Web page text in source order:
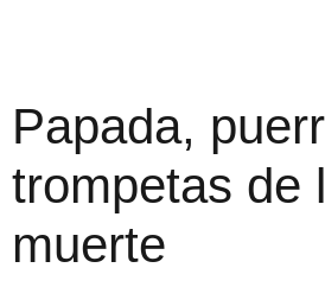
Papada,
trompetas de
muerte